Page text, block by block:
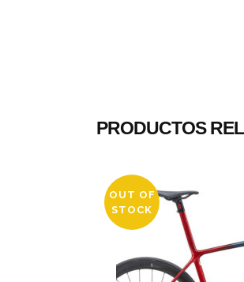
PRODUCTOS
OUT OF
STOCK